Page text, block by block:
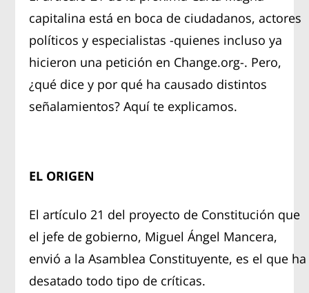
capitalina está en boca de ciudadanos, actores
políticos y especialistas -quienes incluso ya
hicieron una petición en Change.org-. Pero,
¿qué dice y por qué ha causado distintos
señalamientos? Aquí te explicamos.
EL ORIGEN
El artículo 21 del proyecto de Constitución que
el jefe de gobierno, Miguel Ángel Mancera,
envió a la Asamblea Constituyente, es el que ha
desatado todo tipo de críticas.